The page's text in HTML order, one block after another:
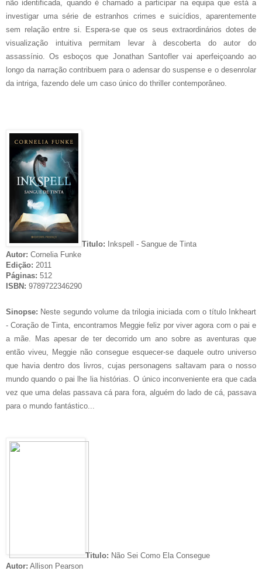
não identificada, quando é chamado a participar na equipa que está a
investigar uma série de estranhos crimes e suicídios, aparentemente
sem relação entre si. Espera-se que os seus extraordinários dotes de
visualização intuitiva permitam levar à descoberta do autor do
assassínio. Os esboços que Jonathan Santofler vai aperfeiçoando ao
longo da narração contribuem para o adensar do suspense e o desenrolar
da intriga, fazendo dele um caso único do thriller contemporâneo.
Titulo:
Inkspell - Sangue de Tinta
Autor: Cornelia Funke
Edição: 2011
Páginas: 512
ISBN: 9789722346290
Sinopse: Neste segundo volume da trilogia iniciada com o título Inkheart
- Coração de Tinta, encontramos Meggie feliz por viver agora com o pai e
a mãe. Mas apesar de ter decorrido um ano sobre as aventuras que
então viveu, Meggie não consegue esquecer-se daquele outro universo
que havia dentro dos livros, cujas personagens saltavam para o nosso
mundo quando o pai lhe lia histórias. O único inconveniente era que cada
vez que uma delas passava cá para fora, alguém do lado de cá, passava
para o mundo fantástico...
Titulo: Não Sei Como Ela Consegue
Autor: Allison Pearson